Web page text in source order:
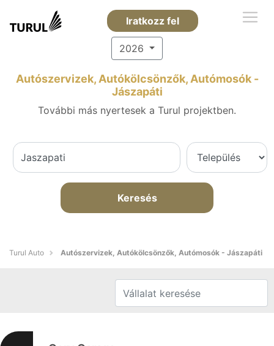
Iratkozz fel
2026
Autószervizek, Autókölcsönzők, Autómosók -
Jászapáti
További más nyertesek a Turul projektben.
Keresés
Turul Auto Autószervizek, Autókölcsönzők, Autómosók - Jászapáti